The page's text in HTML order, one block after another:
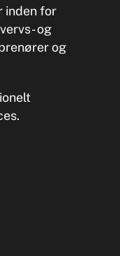
inden for
og
og